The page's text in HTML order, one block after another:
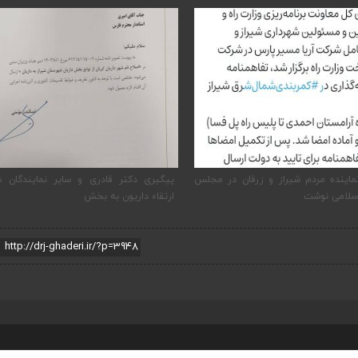
مردم شیراز و زرقان در مجلس
نوشت
پیگیری دکتر قادری و سایر نمایندگان
ارتقاء داریون به بخش